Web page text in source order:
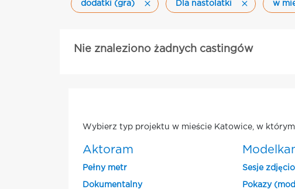
dodatki (gra) Dla nastolatki w
Nie znaleziono żadnych castingów
Wybierz typ projektu w mieście Katowice, w którym
Aktoram
Pełny metr
Dokumentalny
Sesje
Pokazy